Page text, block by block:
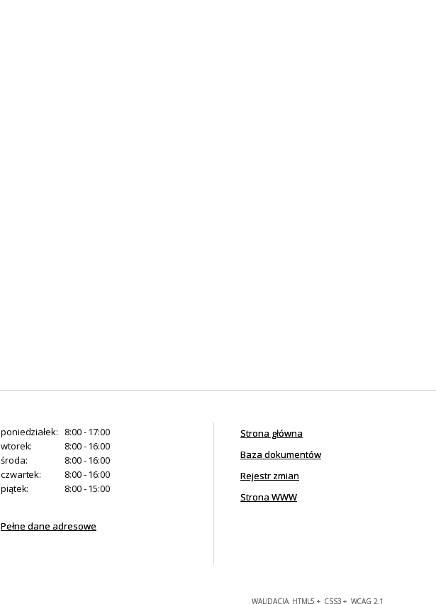
poniedziałek:
8:00 - 17:00
wtorek:
8:00 - 16:00
środa:
8:00 - 16:00
czwartek:
8:00 - 16:00
piątek:
8:00 - 15:00
Pełne dane adresowe
Strona główna
Baza dokumentów
Rejestr zmian
Strona WWW
WALIDACJA: HTML5 + CSS3 + WCAG 2.1